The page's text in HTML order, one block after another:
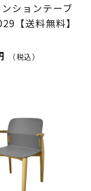
ションテーブ
【送料無料】
（税込）